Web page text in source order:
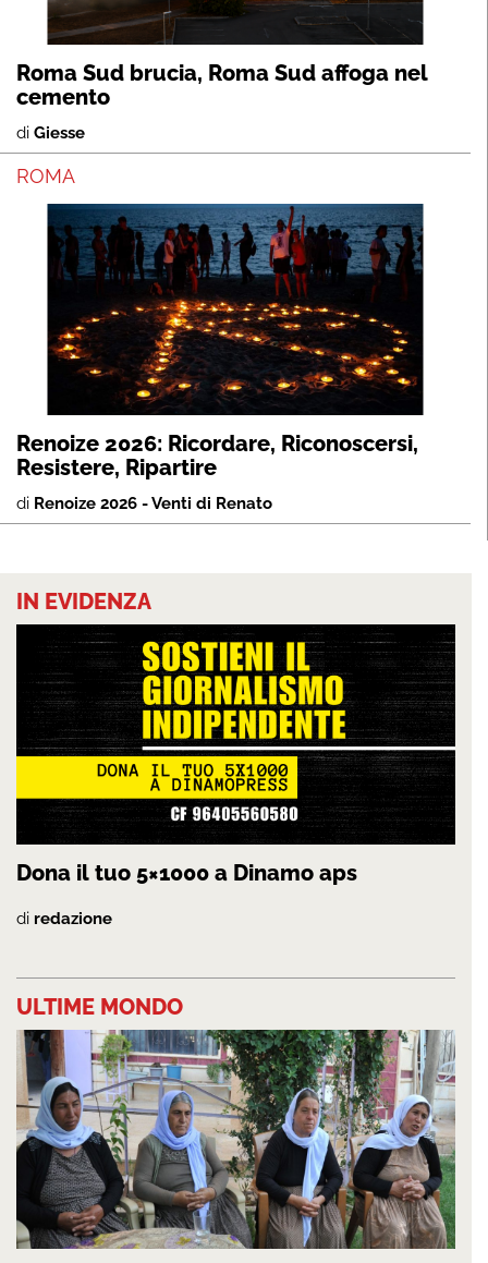
Roma Sud brucia, Roma Sud affoga nel
cemento
di Giesse
ROMA
Renoize 2026: Ricordare, Riconoscersi,
Resistere, Ripartire
di Renoize 2026 - Venti di Renato
IN EVIDENZA
Dona il tuo 5×1000 a Dinamo aps
di redazione
ULTIME MONDO